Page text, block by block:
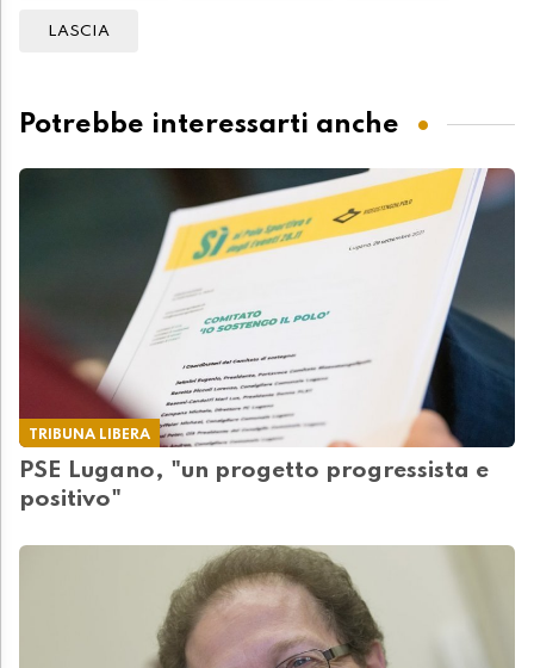
LASCIA
Potrebbe interessarti anche
TRIBUNA LIBERA
PSE Lugano, "un progetto progressista e
positivo"